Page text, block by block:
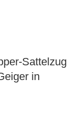
Sattelzug
in